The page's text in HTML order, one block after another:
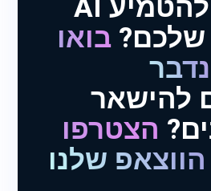
רוצים להטמיע AI
בואו
נדבר
להישאר
הצטרפו
שלנו